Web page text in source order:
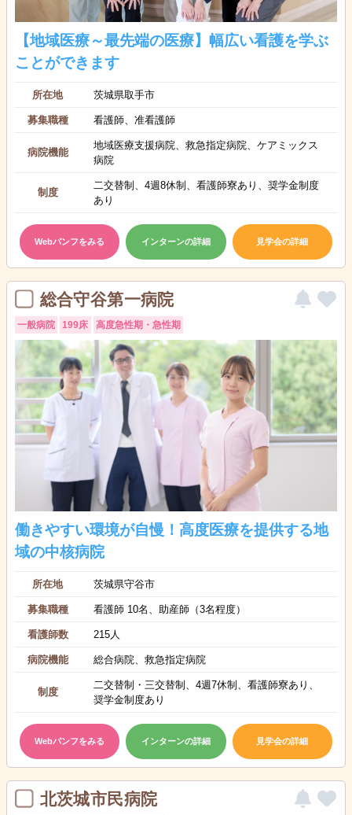
【地域医療～最先端の医療】幅広い看護を学ぶ
ことができます
所在地 茨城県取手市
募集職種 看護師、准看護師
病院機能
地域医療支援病院、救急指定病院、ケアミックス
病院
制度
二交替制、4週8休制、看護師寮あり、奨学金制度
あり
Webパンフをみる インターンの詳細 見学会の詳細
総合守谷第一病院
一般病院 199床 高度急性期・急性期
働きやすい環境が自慢！高度医療を提供する地
域の中核病院
所在地 茨城県守谷市
募集職種 看護師 10名、助産師（3名程度）
看護師数 215人
病院機能 総合病院、救急指定病院
制度
二交替制・三交替制、4週7休制、看護師寮あり、
奨学金制度あり
Webパンフをみる インターンの詳細 見学会の詳細
北茨城市民病院